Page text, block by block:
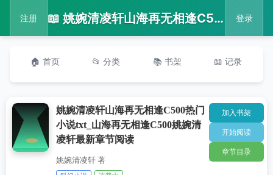
注册 📖 姚婉清凌轩山海再无相逢C500热门小说txt_山海再无相逢C500姚婉清凌轩最新章节阅读 登录
🏠 首页 📂 分类 📚 书架 📖 记录
姚婉清凌轩山海再无相逢C500热门
小说txt_山海再无相逢C500姚婉清
凌轩最新章节阅读
姚婉清凌轩 著
加入书架
开始阅读
章节目录